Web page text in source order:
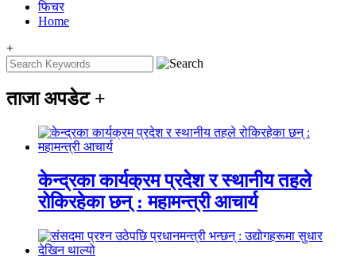
फिचर
Home
+
ताजा अपडेट +
केन्द्रका कार्यक्रम प्रदेश र स्थानीय तहले
रोकिरहेका छन् : महामन्त्री आचार्य